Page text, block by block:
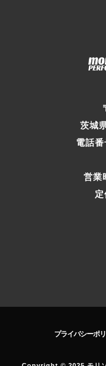
茨城
電話
営業
プライバシーポ